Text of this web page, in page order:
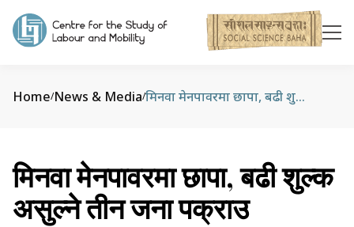
Home/News & Media/ मिनवा मेनपावरमा छापा, बढी शुल्क असुल्ने तीन जना पक्राउ
मिनवा मेनपावरमा छापा, बढी शुल्क
असुल्ने तीन जना पक्राउ